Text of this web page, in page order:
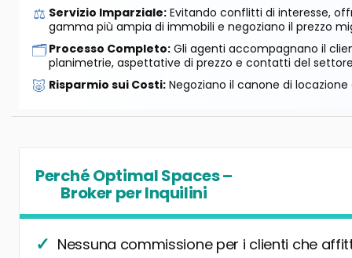
⚖️ Servizio Imparziale: Evitando conflitti di interesse,
gamma più ampia di immobili e negoziano il prezzo
🗂️Processo Completo: Gli agenti accompagnano il
planimetrie, aspettative di prezzo e contatti del
🐷 Risparmio sui Costi: Negoziano il canone di
Perché Optimal Spaces –
Broker per Inquilini
Nessuna commissione per i clienti che